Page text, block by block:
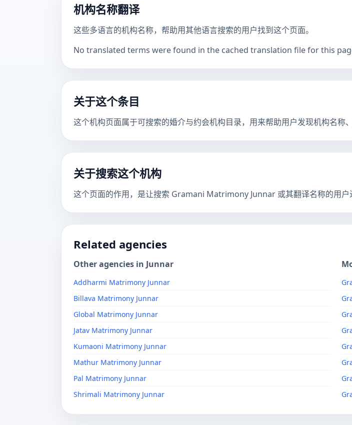
机构名称翻译
这些多语言的机构名称，帮助用其他语言搜索的用户找到这个页面。
No translated terms were found in the cached translation file for this
关于这个条目
这个机构页面属于可搜索的婚介与约会机构目录，用来帮助用户发现机构名称
关于搜索这个机构
这个页面的作用，是让搜索 Gramani Matrimony Junnar 或其翻译名称的用户
Related agencies
Other agencies in Junnar
Addharmi Matrimony Junnar
Billava Matrimony Junnar
Global Matrimony Junnar
Jatav Matrimony Junnar
Kumaoni Matrimony Junnar
Mathur Matrimony Junnar
Pal Matrimony Junnar
Shrimali Matrimony Junnar